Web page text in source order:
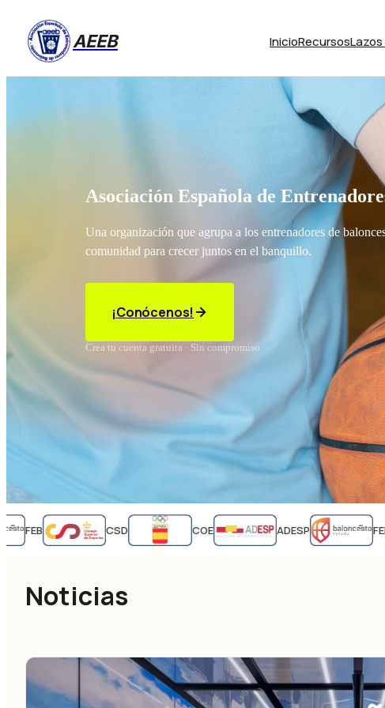
AEEB InicioRecursosLazos
Asociación Española de
Una organización que agrupa a los entrenadores de
comunidad para crecer juntos en el banquillo.
¡Conócenos!
Crea tu cuenta gratuita · Sin compromiso
FEB CSD COE ADESP FEB
Noticias